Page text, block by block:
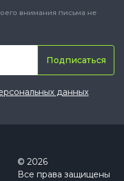
внимания письма не
Подписаться
данных
© 2026
Все права защищены